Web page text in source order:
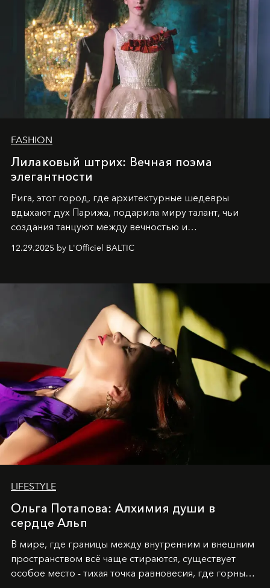
FASHION
Лилаковый штрих: Вечная поэма
элегантности
Рига, этот город, где архитектурные шедевры
вдыхают дух Парижа, подарила миру талант, чьи
создания танцуют между вечностью и
12.29.2025 by L'Officiel BALTIC
LIFESTYLE
Ольга Потапова: Алхимия души в
сердце Альп
В мире, где границы между внутренним и внешним
пространством всё чаще стираются, существует
особое место - тихая точка равновесия, где горные